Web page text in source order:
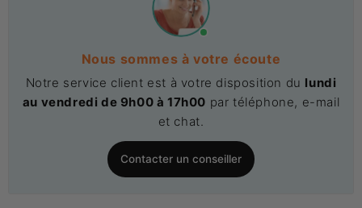
Nous sommes à votre écoute
Notre service client est à votre disposition du lundi
au vendredi de 9h00 à 17h00 par téléphone, e-mail
et chat.
Contacter un conseiller